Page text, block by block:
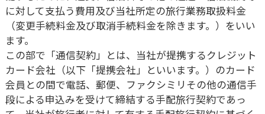
に対して支払う費用及び当社所定の旅行業務取扱料金
（変更手続料金及び取消手続料金を除きます。）をいい
ます。
この部で「通信契約」とは、当社が提携するクレジット
カード会社（以下「提携会社」といいます。）のカード
会員との間で電話、郵便、ファクシミリその他の通信手
段による申込みを受けて締結する手配旅行契約であっ